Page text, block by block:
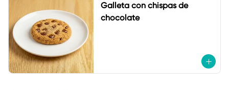
Galleta con chispas de
chocolate